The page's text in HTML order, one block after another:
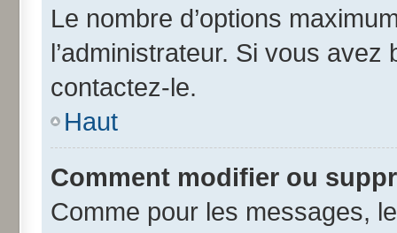
Le nombre d’options
l’administrateur. Si vous avez
contactez-le.
Haut
Comment modifier ou
Comme pour les messages,